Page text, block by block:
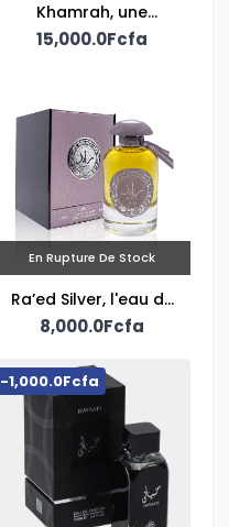
Khamrah, une
création unisexe
15,000.0Fcfa
En Rupture De Stock
Ra’ed Silver, l'eau de
parfum mixte Lattafa
8,000.0Fcfa
-1,000.0Fcfa